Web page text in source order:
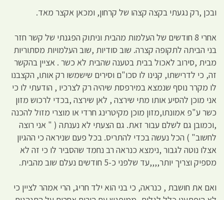
ובכן ,רק נגעתי בקצה קצהו של קרחון, ומכאן אקצר מאד.
אחרי 8 חודשים של העלמות מהבית וניתוק הפגנתי של קשר חזר
בני הביתה לתקופה קצרה. שוב סודיות ,שוב העלמויות מסתוריות
מבית ,סירוב לאכול בבית בטענה שהבית לא כשר . אציין בהקשר
זה, כי לדרישתו, קנינו לו סכו"ם וסירים שישמשו רק אותו, הקצבנו
לו מקרר נוסף שנמצא במירפסת שיהיה רק לצרכיו , הודעתי לו כי
אני מוכן להסיע אותו מתי שירצה , לאן שירצה ,בכדי לרכוש מזון
כשר ע"פ אמונתו,מזון מוכן מקיטרינג חרדי או מוצרי מזול להכנה
,וכמובן גם לשלם עבור זאת. גם הצעתי לא נענתה ( " אני רוצה
לחשוב" ) הכל נעשה בכדי להתריס. בכל פעם שניראה כי ההגיון
אצלו נוטה לגבור ,נימצא כנראה רב נחמד שהסביר לו כי זה לא
מספיק וצריך יותר,,,,עד שלפני כ-5 חודשים נעלם שוב מהבית.
ואם את חושבת , כנראה, כי בני הוא ילד חריג, הרי אמהר לציין כי